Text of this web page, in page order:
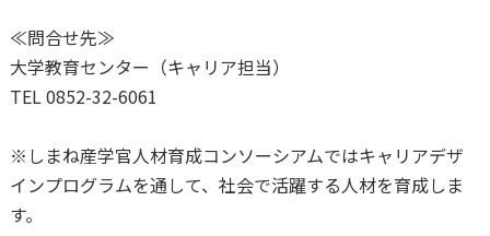
≪問合せ先≫
大学教育センター（キャリア担当）
TEL 0852-32-6061
※ しまね産学官人材育成コンソーシアムではキャリアデザ
インプログラムを通して、社会で活躍する人材を育成しま
す。